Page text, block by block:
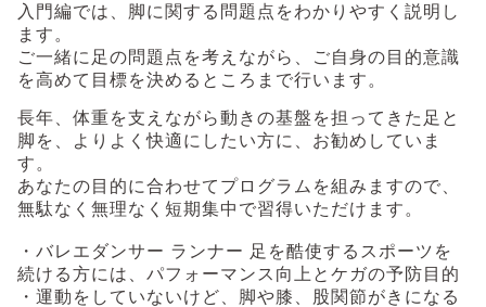
入門編では、脚に関する問題点をわかりやすく説明し
ます。
ご一緒に足の問題点を考えながら、ご自身の目的意識
を高めて目標を決めるところまで行います。
長年、体重を支えながら動きの基盤を担ってきた足と
脚を、よりよく快適にしたい方に、お勧めしていま
す。
あなたの目的に合わせてプログラムを組みますので、
無駄なく無理なく短期集中で習得いただけます。
・バレエダンサー ランナー 足を酷使するスポーツを
続ける方には、パフォーマンス向上とケガの予防目的
・運動をしていないけど、脚や膝、股関節がきになる